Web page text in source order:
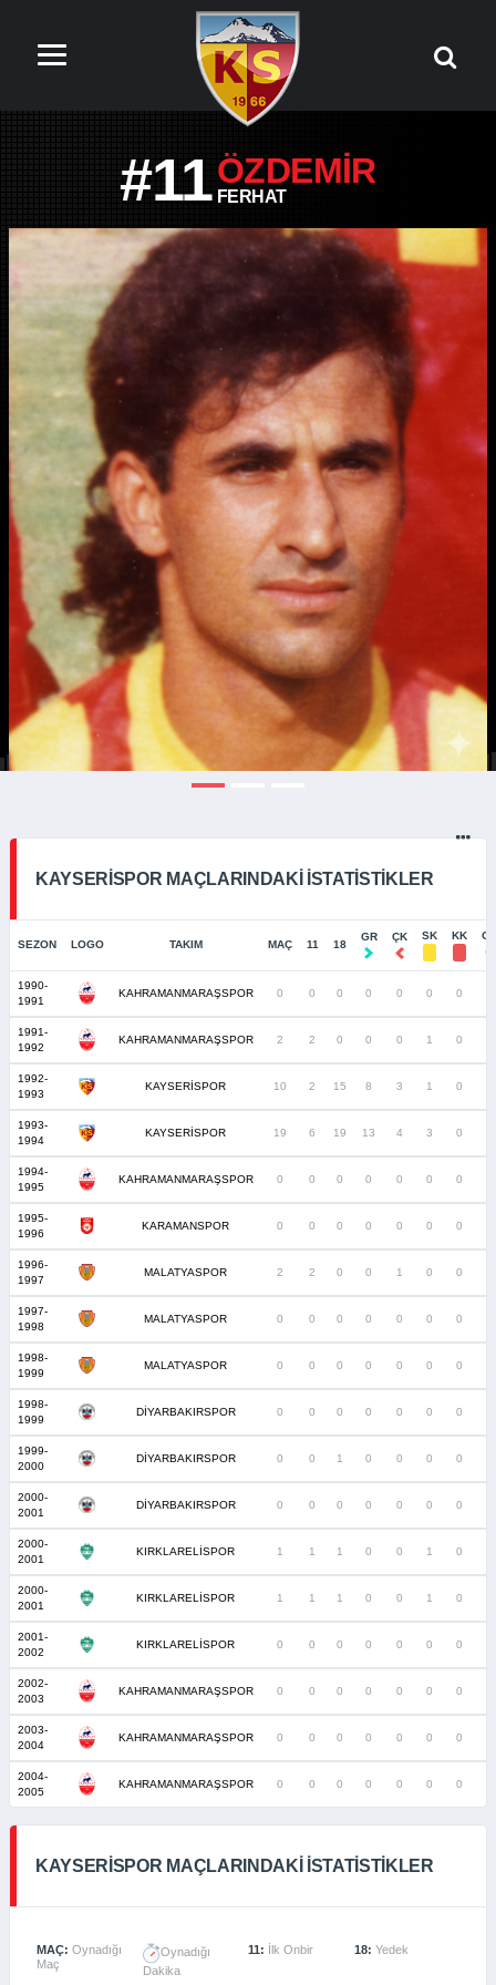
#11ÖZDEMIR
FERHAT
KAYSERISPOR MAÇLARINDAKI İSTATISTIKLER
SEZON LOGO TAKIM MAÇ 11 18
GR ÇK SK KK
1990-
1991
KAHRAMANMARAŞSPOR 0 0 0 0 0 0 0
1991-
1992
KAHRAMANMARAŞSPOR 2 2 0 0 0 1 0
1992-
1993
KAYSERİSPOR 10 2 15 8 3 1 0
1993-
1994
KAYSERİSPOR 19 6 19 13 4 3 0
1994-
1995
KAHRAMANMARAŞSPOR 0 0 0 0 0 0 0
1995-
1996
KARAMANSPOR 0 0 0 0 0 0 0
1996-
1997
MALATYASPOR 2 2 0 0 1 0 0
1997-
1998
MALATYASPOR 0 0 0 0 0 0 0
1998-
1999
MALATYASPOR 0 0 0 0 0 0 0
1998-
1999
DİYARBAKIRSPOR 0 0 0 0 0 0 0
1999-
2000
DİYARBAKIRSPOR 0 0 1 0 0 0 0
2000-
2001
DİYARBAKIRSPOR 0 0 0 0 0 0 0
2000-
2001
KIRKLARELİSPOR 1 1 1 0 0 1 0
2000-
2001
KIRKLARELİSPOR 1 1 1 0 0 1 0
2001-
2002
KIRKLARELİSPOR 0 0 0 0 0 0 0
2002-
2003
KAHRAMANMARAŞSPOR 0 0 0 0 0 0 0
2003-
2004
KAHRAMANMARAŞSPOR 0 0 0 0 0 0 0
2004-
2005
KAHRAMANMARAŞSPOR 0 0 0 0 0 0 0
KAYSERISPOR MAÇLARINDAKI İSTATISTIKLER
MAÇ: Oynadığı
Maç
Oynadığı
Dakika
11: İlk Onbir 18: Yedek